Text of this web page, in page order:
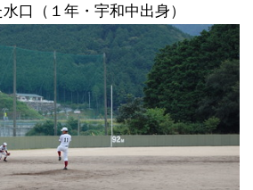
口（１年・宇和中出身）